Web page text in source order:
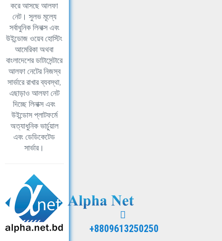
করে আসছে আলফা
নেট। সুলভ মূল্যে
সর্বাধুনিক লিনাক্স এবং
উইন্ডোজ ওয়েব হোস্টিং
আমেরিকা অথবা
বাংলাদেশের ডাটাসেন্টারে
আলফা নেটের নিজস্ব
সার্ভারে রাখার ব্যবস্থা,
এছাড়াও আলফা নেট
দিচ্ছে লিনাক্স এবং
উইন্ডোস প্লাটফর্মে
অত্যাধুনিক ভার্চুয়াল
এবং ডেডিকেটেড
সার্ভার।
+8809613250250